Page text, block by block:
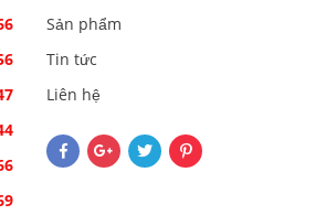
Sản phẩm
Tin tức
Liên hệ